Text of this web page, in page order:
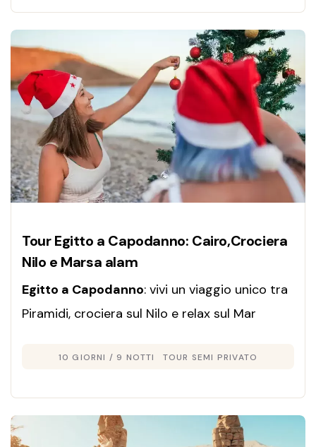
Tour Egitto a Capodanno: Cairo,Crociera
Nilo e Marsa alam
Egitto a Capodanno: vivi un viaggio unico tra
Piramidi, crociera sul Nilo e relax sul Mar
grande stile.
10 GIORNI / 9 NOTTI TOUR SEMI PRIVATO